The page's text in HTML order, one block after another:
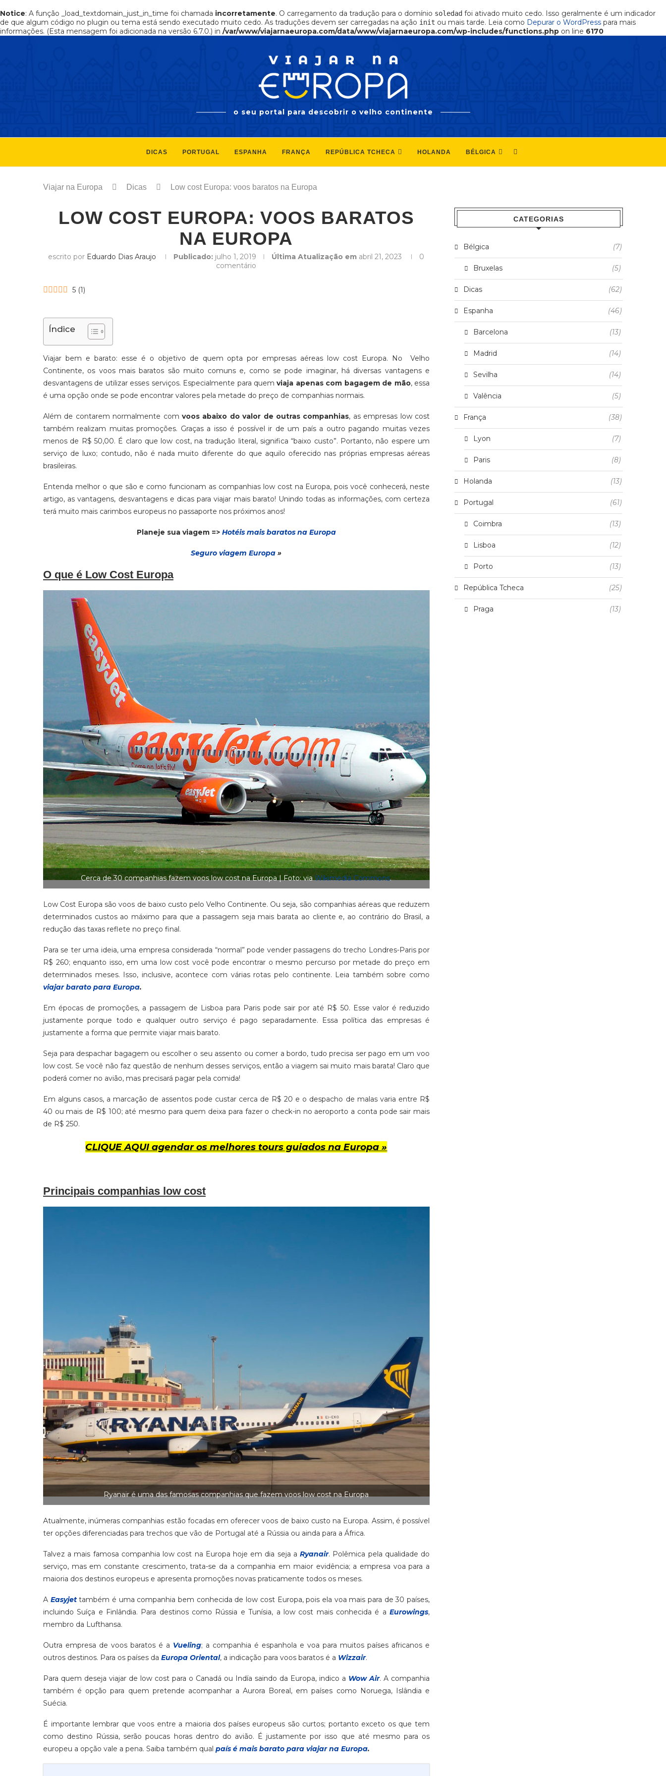
Notice: A função _load_textdomain_just_in_time foi chamada incorretamente. O carregamento da tradução para o domínio soledad foi ativado muito cedo. Isso geralmente é um indicador
de que algum código no plugin ou tema está sendo executado muito cedo. As traduções devem ser carregadas na ação init ou mais tarde. Leia como Depurar o WordPress para mais
informações. (Esta mensagem foi adicionada na versão 6.7.0.) in /var/www/viajarnaeuropa.com/data/www/viajarnaeuropa.com/wp-includes/functions.php on line 6170
o seu portal para descobrir o velho continente
DICAS PORTUGAL ESPANHA FRANÇA REPÚBLICA TCHECA HOLANDA BÉLGICA
Viajar na Europa Dicas Low cost Europa: voos baratos na Europa
LOW COST EUROPA: VOOS BARATOS
NA EUROPA
escrito por Eduardo Dias Araujo Publicado: julho 1, 2019 Última Atualização em abril 21, 2023
0
comentário
5 (1)
Índice
Viajar bem e barato: esse é o objetivo de quem opta por empresas aéreas low cost Europa. No Velho
Continente, os voos mais baratos são muito comuns e, como se pode imaginar, há diversas vantagens e
desvantagens de utilizar esses serviços. Especialmente para quemviaja apenas com bagagem de mão, essa
é uma opção onde se pode encontrar valores pela metade do preço de companhias normais.
Além de contarem normalmente com voos abaixo do valor de outras companhias, as empresas low cost
também realizam muitas promoções. Graças a isso é possível ir de um país a outro pagando muitas vezes
menos de R$ 50,00. É claro que low cost, na tradução literal, significa “baixo custo”. Portanto, não espere um
serviço de luxo; contudo, não é nada muito diferente do que aquilo oferecido nas próprias empresas aéreas
brasileiras.
Entenda melhor o que são e como funcionam as companhias low cost na Europa, pois você conhecerá, neste
artigo, as vantagens, desvantagens e dicas para viajar mais barato! Unindo todas as informações, com certeza
terá muito mais carimbos europeus no passaporte nos próximos anos!
Planeje sua viagem => Hotéis mais baratos na Europa
Seguro viagemEuropa »
O que é Low Cost Europa
Cerca de 30 companhias fazem voos low cost na Europa | Foto: viaWikimedia Commons.
Low Cost Europa são voos de baixo custo pelo Velho Continente. Ou seja, são companhias aéreas que reduzem
determinados custos ao máximo para que a passagem seja mais barata ao cliente e, ao contrário do Brasil, a
redução das taxas reflete no preço final.
Para se ter uma ideia, uma empresa considerada “normal” pode vender passagens do trecho Londres-Paris por
R$ 260; enquanto isso, em uma low cost você pode encontrar o mesmo percurso por metade do preço em
determinados meses. Isso, inclusive, acontece com várias rotas pelo continente. Leia também sobre como
viajar barato para Europa.
Em épocas de promoções, a passagem de Lisboa para Paris pode sair por até R$ 50. Esse valor é reduzido
justamente porque todo e qualquer outro serviço é pago separadamente. Essa política das empresas é
justamente a forma que permite viajar mais barato.
Seja para despachar bagagem ou escolher o seu assento ou comer a bordo, tudo precisa ser pago em um voo
low cost. Se você não faz questão de nenhum desses serviços, então a viagem sai muito mais barata! Claro que
poderá comer no avião, mas precisará pagar pela comida!
Em alguns casos, a marcação de assentos pode custar cerca de R$ 20 e o despacho de malas varia entre R$
40 ou mais de R$ 100; até mesmo para quem deixa para fazer o check-in no aeroporto a conta pode sair mais
de R$ 250.
CLIQUE AQUI agendar os melhores tours guiados na Europa »
Principais companhias low cost
Ryanair é uma das famosas companhias que fazem voos low cost na Europa
Atualmente, inúmeras companhias estão focadas em oferecer voos de baixo custo na Europa. Assim, é possível
ter opções diferenciadas para trechos que vão de Portugal até a Rússia ou ainda para a África.
Talvez a mais famosa companhia low cost na Europa hoje em dia seja aRyanair. Polêmica pela qualidade do
serviço, mas em constante crescimento, trata-se da a companhia em maior evidência; a empresa voa para a
maioria dos destinos europeus e apresenta promoções novas praticamente todos os meses.
A Easyjettambém é uma companhia bem conhecida de low cost Europa, pois ela voa mais para de 30 países,
incluindo Suíça e Finlândia. Para destinos como Rússia e Tunísia, a low cost mais conhecida é a Eurowings,
membro da Lufthansa.
Outra empresa de voos baratos é a Vueling; a companhia é espanhola e voa para muitos países africanos e
outros destinos. Para os países da Europa Oriental, a indicação para voos baratos é a Wizzair.
Para quem deseja viajar de low cost para o Canadá ou Indía saindo da Europa, indico a Wow Air. A companhia
também é opção para quem pretende acompanhar a Aurora Boreal, em países como Noruega, Islândia e
Suécia.
É importante lembrar que voos entre a maioria dos países europeus são curtos; portanto exceto os que tem
como destino Rússia, serão poucas horas dentro do avião. É justamente por isso que até mesmo para os
europeu a opção vale a pena. Saiba também qual país é mais barato para viajar na Europa.
CATEGORIAS
Bélgica (7)
Bruxelas (5)
Dicas (62)
Espanha (46)
Barcelona (13)
Madrid (14)
Sevilha (14)
Valência (5)
França (38)
Lyon (7)
Paris (8)
Holanda (13)
Portugal (61)
Coimbra (13)
Lisboa (12)
Porto (13)
República Tcheca (25)
Praga (13)